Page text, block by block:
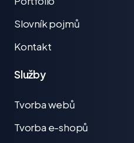
Slovník pojmů
Kontakt
Služby
Tvorba webů
Tvorba e-shopů